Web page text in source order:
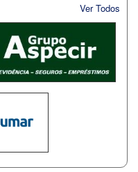
Ver Todos